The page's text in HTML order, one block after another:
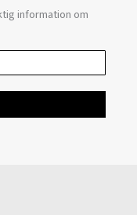
information om